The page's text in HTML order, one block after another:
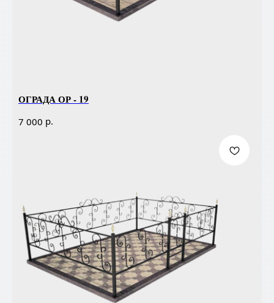
ОГРАДА ОР - 19
7 000 р.